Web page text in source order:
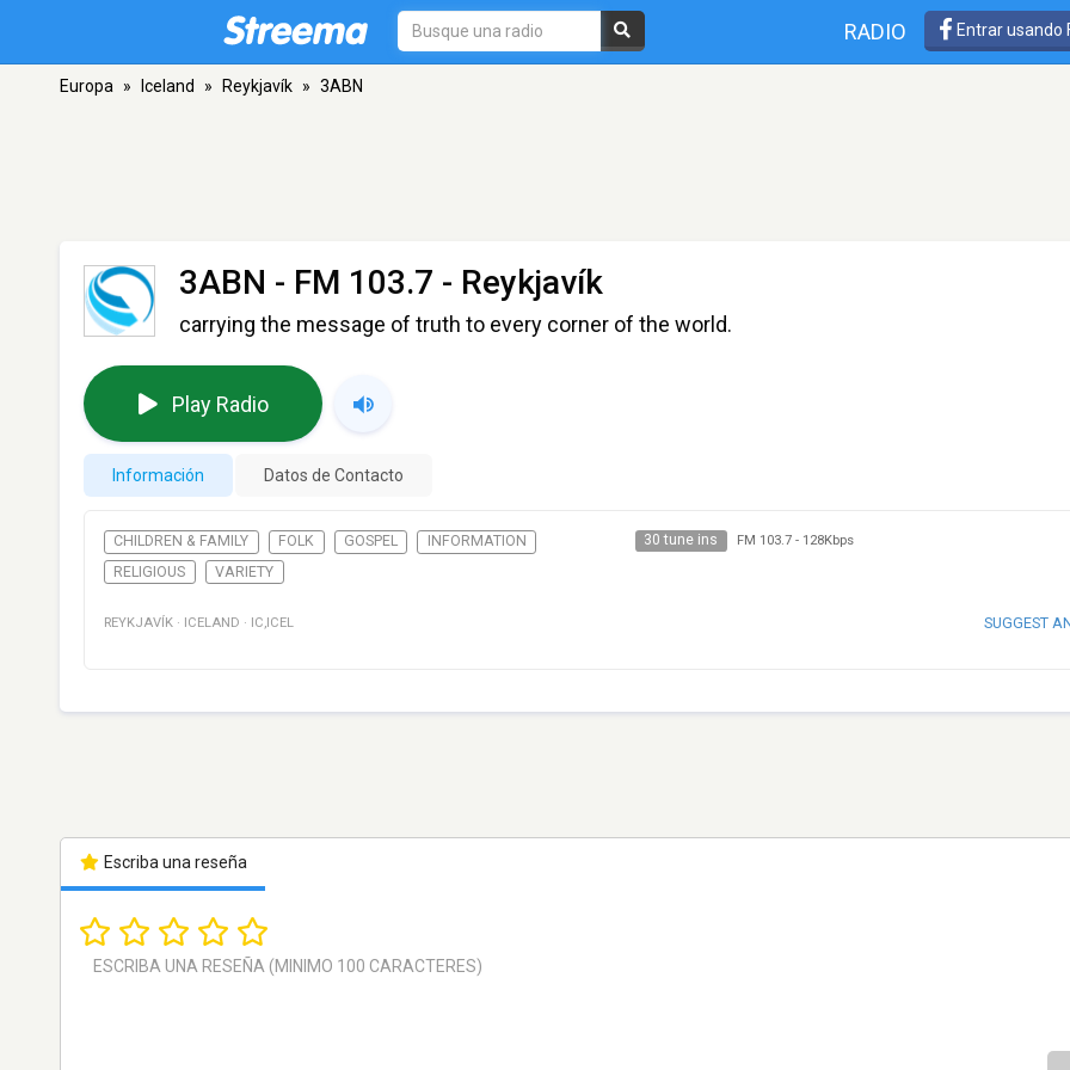
RADIO Entrar usando
Europa » Iceland » Reykjavík » 3ABN
3ABN - FM 103.7 - Reykjavík
carrying the message of truth to every corner of the world.
Play Radio
Información Datos de Contacto
CHILDREN & FAMILY FOLK GOSPEL
INFORMATION
RELIGIOUS
VARIETY
30 tune ins FM 103.7- 128Kbps
REYKJAVÍK · ICELAND · IC,ICEL SUGGEST
Escriba una reseña